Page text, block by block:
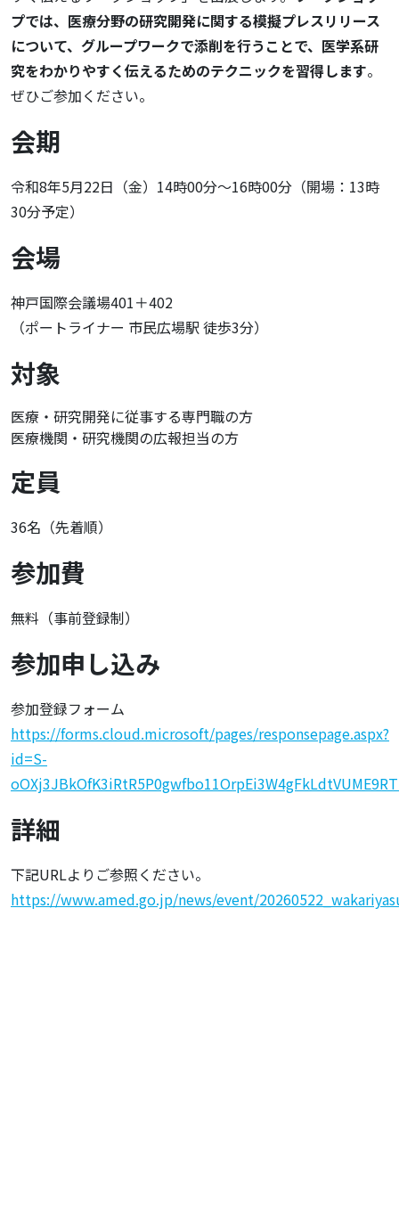
プでは、医療分野の研究開発に関する模擬プレスリリース
について、グループワークで添削を行うことで、医学系研
究をわかりやすく伝えるためのテクニックを習得します。
ぜひご参加ください。
会期
令和8年5月22日（金）14時00分～16時00分（開場：13時
30分予定）
会場
神戸国際会議場401＋402
（ポートライナー 市民広場駅 徒歩3分）
対象
医療・研究開発に従事する専門職の方
医療機関・研究機関の広報担当の方
定員
36名（先着順）
参加費
無料（事前登録制）
参加申し込み
参加登録フォーム
https://forms.cloud.microsoft/pages/responsepage.aspx?
id=S-
詳細
下記URLよりご参照ください。
https://www.amed.go.jp/news/event/